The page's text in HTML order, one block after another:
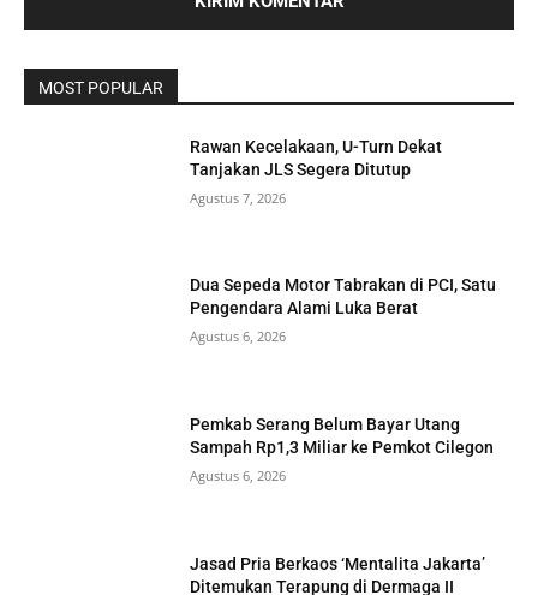
MOST POPULAR
Rawan Kecelakaan, U-Turn Dekat
Tanjakan JLS Segera Ditutup
Agustus 7, 2026
Dua Sepeda Motor Tabrakan di PCI, Satu
Pengendara Alami Luka Berat
Agustus 6, 2026
Pemkab Serang Belum Bayar Utang
Sampah Rp1,3 Miliar ke Pemkot Cilegon
Agustus 6, 2026
Jasad Pria Berkaos ‘Mentalita Jakarta’
Ditemukan Terapung di Dermaga II